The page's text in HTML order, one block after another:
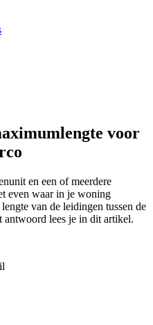
voor
en een of meerdere
even waar in je woning
van de leidingen tussen de
antwoord lees je in dit artikel.